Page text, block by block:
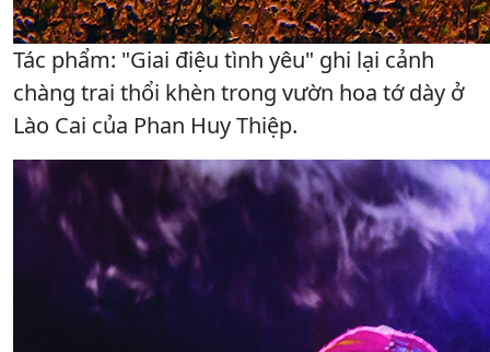
Tác phẩm: "Giai điệu tình yêu" ghi lại cảnh
chàng trai thổi khèn trong vườn hoa tớ dày ở
Lào Cai của Phan Huy Thiệp.